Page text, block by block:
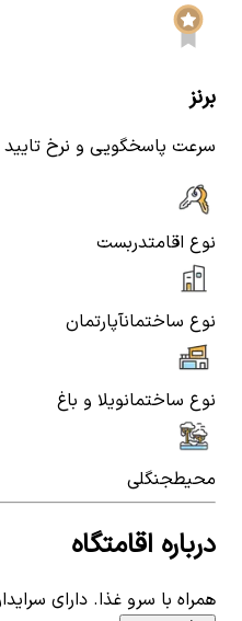
برنز
سرعت پاسخگویی و نرخ
نوع اقامتدربست
نوع ساختمانآپارتمان
نوع ساختمانویلا و باغ
محیطجنگلی
درباره اقامتگاه
همراه با سرو غذا. دارای